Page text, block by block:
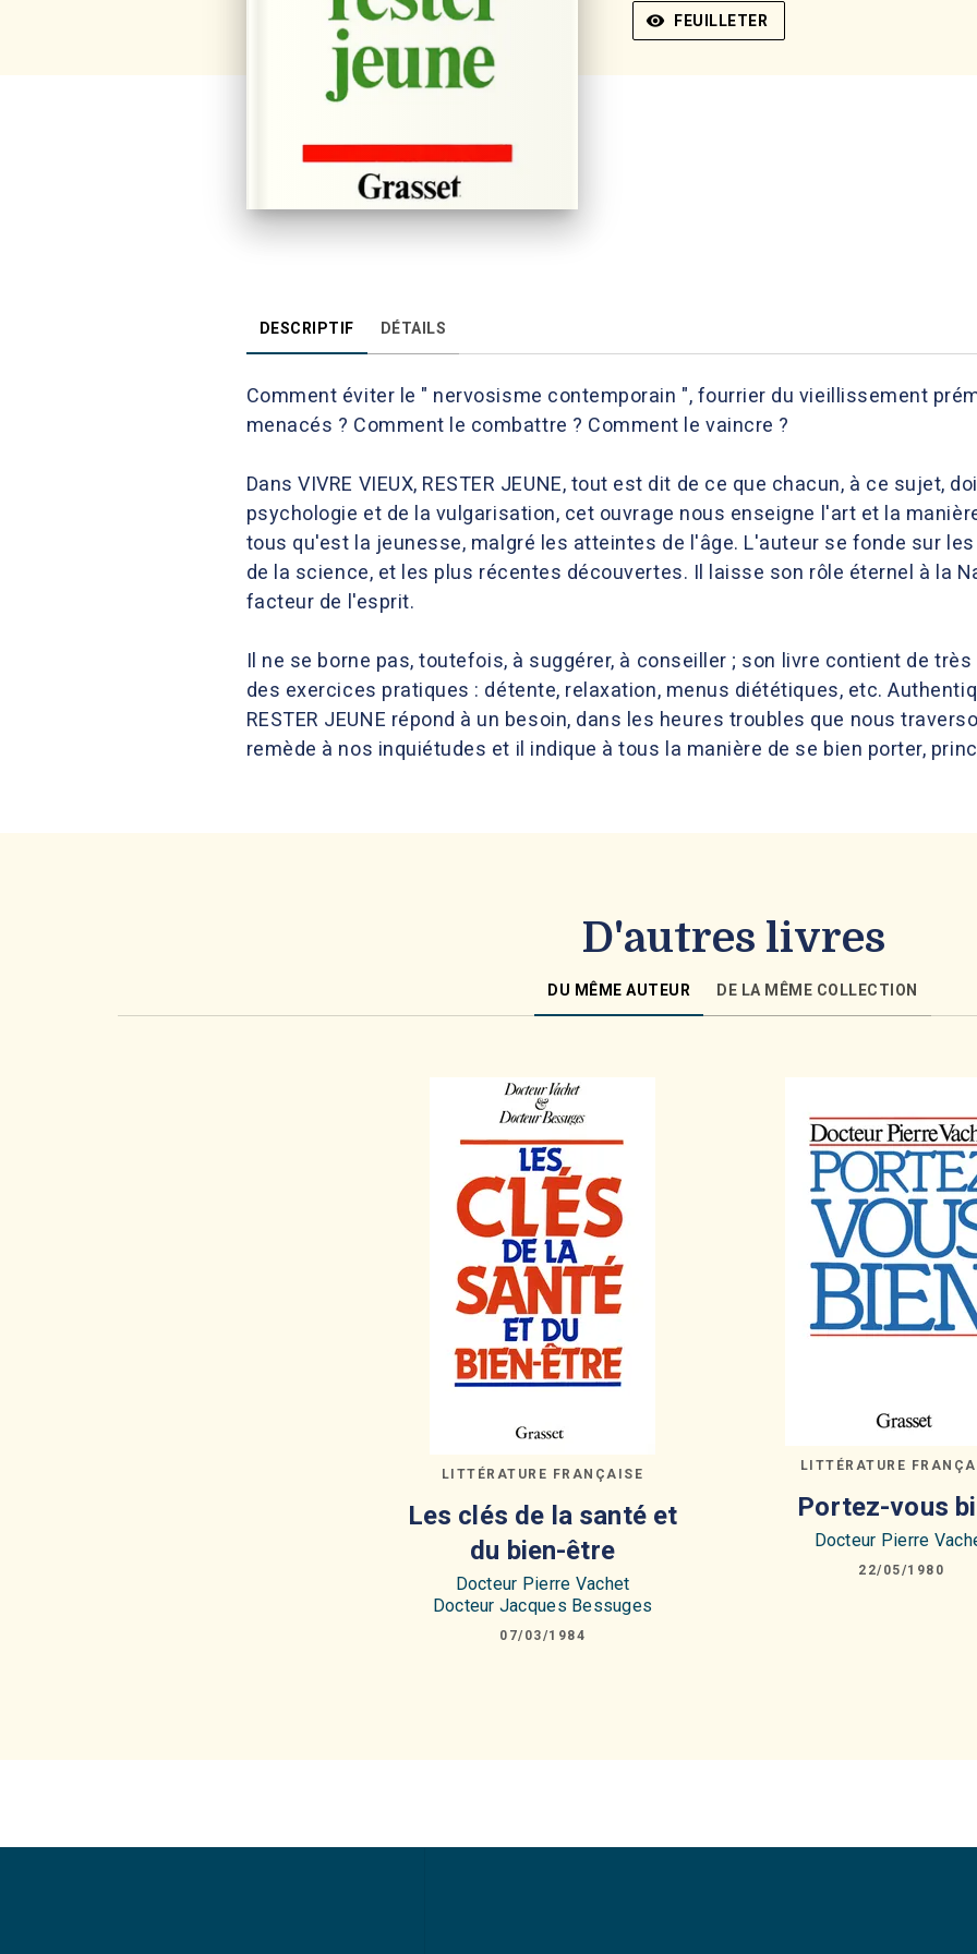
visibility FEUILLETER
DESCRIPTIF DÉTAILS
Comment éviter le " nervosisme contemporain ", fourrier du vieillissement
menacés ? Comment le combattre ? Comment le vaincre ?
Dans VIVRE VIEUX, RESTER JEUNE, tout est dit de ce que chacun, à ce sujet,
psychologie et de la vulgarisation, cet ouvrage nous enseigne l'art et la
tous qu'est la jeunesse, malgré les atteintes de l'âge. L'auteur se fonde sur
de la science, et les plus récentes découvertes. Il laisse son rôle éternel à la
facteur de l'esprit.
Il ne se borne pas, toutefois, à suggérer, à conseiller ; son livre contient de
des exercices pratiques : détente, relaxation, menus diététiques, etc.
RESTER JEUNE répond à un besoin, dans les heures troubles que nous
remède à nos inquiétudes et il indique à tous la manière de se bien porter,
D'autres livres
DU MÊME AUTEUR DE LA MÊME COLLECTION
LITTÉRATURE FRANÇAISE
Les clés de la santé et
du bien-être
Docteur Pierre Vachet
Docteur Jacques Bessuges
07/03/1984
LITTÉRATURE
Portez-vous
Docteur Pierre
22/05/1980